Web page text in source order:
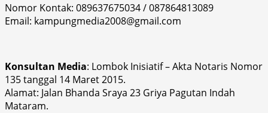
Nomor Kontak: 089637675034 / 087864813089
Email: kampungmedia2008@gmail.com
Konsultan Media: Lombok Inisiatif – Akta Notaris Nomor
135 tanggal 14 Maret 2015.
Alamat: Jalan Bhanda Sraya 23 Griya Pagutan Indah
Mataram.